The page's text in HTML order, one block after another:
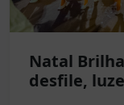
Natal
desfile,